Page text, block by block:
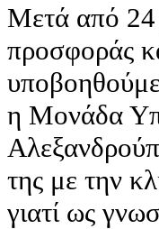
Μετά από 24
προσφοράς
η Μονάδα
της με την
γιατί ως